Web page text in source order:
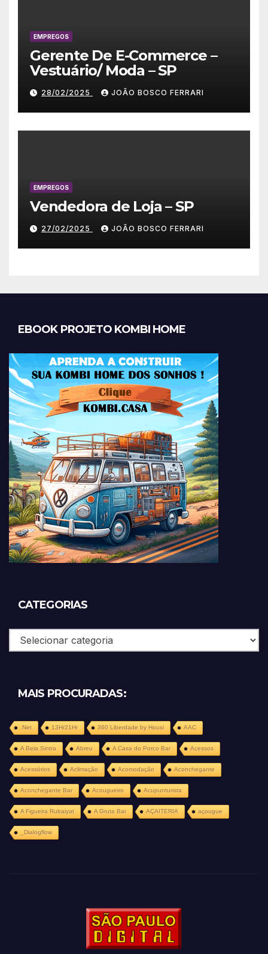
EMPREGOS
Gerente De E-Commerce –
Vestuário/ Moda – SP
28/02/2025 JOÃO BOSCO FERRARI
EMPREGOS
Vendedora de Loja – SP
27/02/2025 JOÃO BOSCO FERRARI
EBOOK PROJETO KOMBI HOME
CATEGORIAS
Categorias
MAIS PROCURADAS:
.Net 13Hr21Hr 360 Liberdade by Housi AAC
A Bela Sintra Abreu A Casa do Porco Bar Acessos
Acessórios Aclimação Acomodação Aconchegante
Aconchegante Bar Acougueiro Acupunturista
A Figueira Rubaiyat A Gruta Bar AÇAITERIA açougue
_Dialogflow